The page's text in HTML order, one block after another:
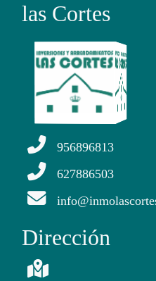
las Cortes
956896813
627886503
Dirección